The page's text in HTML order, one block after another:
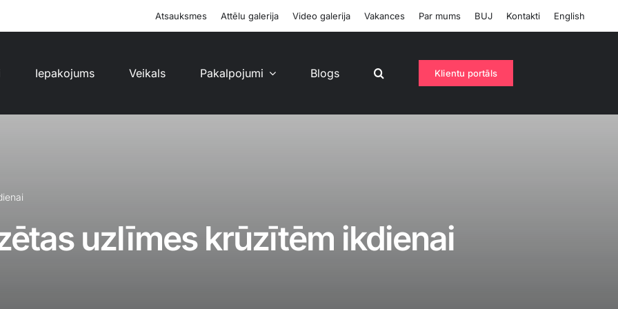
Atsauksmes Attēlu galerija Video galerija Vakances Par mums BUJ Kontakti English
Iepakojums Veikals Pakalpojumi Blogs Klientu portāls
uzlīmes krūzītēm ikdienai